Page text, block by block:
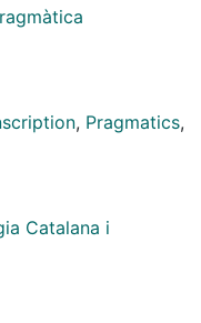
transcriptor, el
no verbals (i la
, Pragmatics,
Catalana i